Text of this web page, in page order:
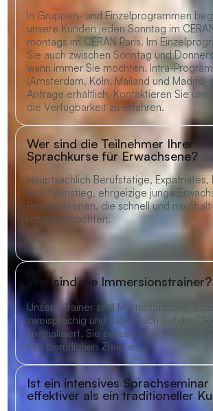
In Gruppen- und Einzelprogrammen
unsere Kunden jeden Sonntag im
montags im CERAN Paris. Im
Sie auch zwischen Sonntag und
wann immer Sie möchten. Intra-
(Amsterdam, Köln, Mailand und Madrid)
Anfrage erhältlich. Kontaktieren Sie uns,
die Verfügbarkeit zu erfahren.
Wer sind die Teilnehmer Ihrer
Sprachkurse für Erwachsene?
Hauptsächlich Berufstätige, Expatriates,
Berufseinstieg, ehrgeizige junge
Privatpersonen, die schnell und
machen möchten.
Wer sind die Immersionstrainer?
Unsere Trainer sind Muttersprachler
zweisprachig und haben sich auf die
spezialisiert. Sie passen jede Aktivität an
Ihre beruflichen Ziele an.
Ist ein intensives Sprachseminar
effektiver als ein traditioneller